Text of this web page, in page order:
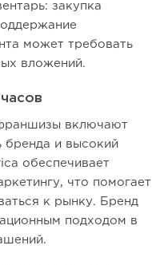
закупка
может требовать
вложений.
включают
бренда и высокий
обеспечивает
что помогает
к рынку. Бренд
подходом в